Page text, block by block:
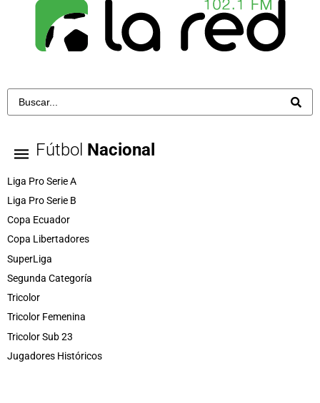
Fútbol Nacional
Liga Pro Serie A
Liga Pro Serie B
Copa Ecuador
Copa Libertadores
SuperLiga
Segunda Categoría
Tricolor
Tricolor Femenina
Tricolor Sub 23
Jugadores Históricos